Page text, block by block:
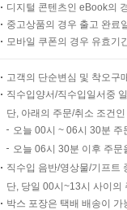
디지털 콘텐츠인 eBook의
중고상품의 경우 출고 완료
모바일 쿠폰의 경우 유효기
고객의 단순변심 및 착오구
직수입양서/직수입일서중
단, 아래의 주문/취소 조건
오늘 00시 ~ 06시 30분
오늘 06시 30분 이후 주
직수입 음반/영상물/기프트
단, 당일 00시~13시 사이의
박스 포장은 택배 배송이